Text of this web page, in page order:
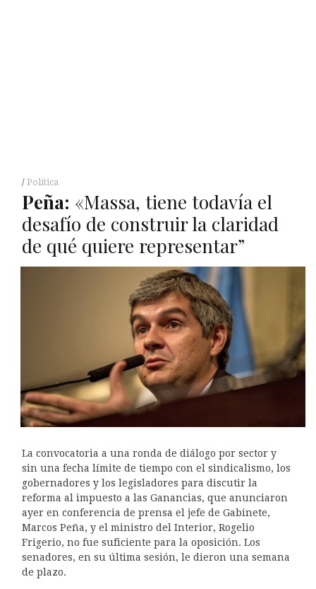
Política
Peña: «Massa, tiene todavía el
desafío de construir la claridad
de qué quiere representar”
La convocatoria a una ronda de diálogo por sector y
sin una fecha límite de tiempo con el sindicalismo, los
gobernadores y los legisladores para discutir la
reforma al impuesto a las Ganancias, que anunciaron
ayer en conferencia de prensa el jefe de Gabinete,
Marcos Peña, y el ministro del Interior, Rogelio
Frigerio, no fue suficiente para la oposición. Los
senadores, en su última sesión, le dieron una semana
de plazo.